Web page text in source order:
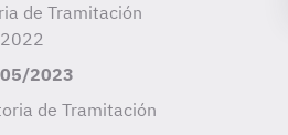
de Tramitación
2023
de Tramitación